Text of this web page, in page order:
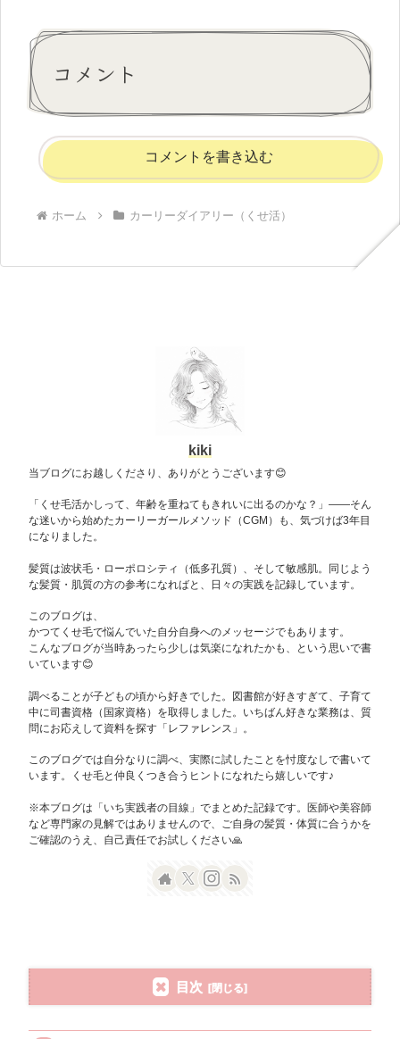
コメント
コメントを書き込む
ホーム カーリーダイアリー（くせ活）
kiki
当ブログにお越しくださり、ありがとうございます😊
「くせ毛活かしって、年齢を重ねてもきれいに出るのかな？」——そん
な迷いから始めたカーリーガールメソッド（CGM）も、気づけば3年目
になりました。
髪質は波状毛・ローポロシティ（低多孔質）、そして敏感肌。同じよう
な髪質・肌質の方の参考になればと、日々の実践を記録しています。
このブログは、
かつてくせ毛で悩んでいた自分自身へのメッセージでもあります。
こんなブログが当時あったら少しは気楽になれたかも、という思いで書
いています😊
調べることが子どもの頃から好きでした。図書館が好きすぎて、子育て
中に司書資格（国家資格）を取得しました。いちばん好きな業務は、質
問にお応えして資料を探す「レファレンス」。
このブログでは自分なりに調べ、実際に試したことを忖度なしで書いて
います。くせ毛と仲良くつき合うヒントになれたら嬉しいです♪
※本ブログは「いち実践者の目線」でまとめた記録です。医師や美容師
など専門家の見解ではありませんので、ご自身の髪質・体質に合うかを
ご確認のうえ、自己責任でお試しください🙏
目次